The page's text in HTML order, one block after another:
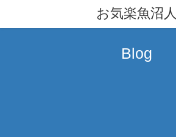
テ
ゲ
お気楽魚沼人
Blog